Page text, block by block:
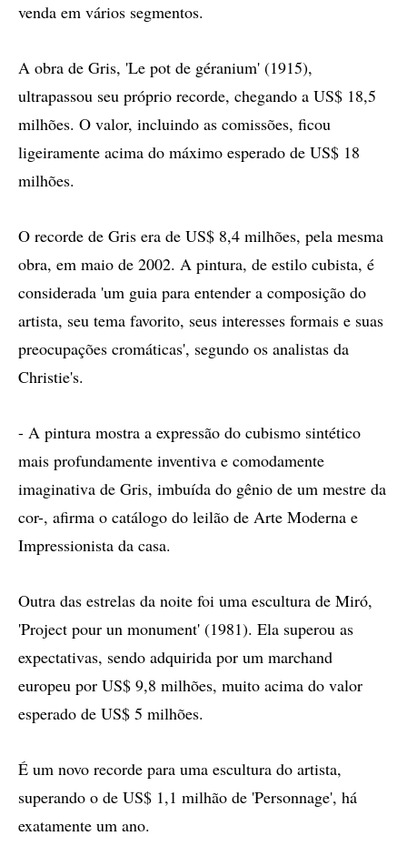
venda em vários segmentos.
A obra de Gris, 'Le pot de géranium' (1915),
ultrapassou seu próprio recorde, chegando a US$ 18,5
milhões. O valor, incluindo as comissões, ficou
ligeiramente acima do máximo esperado de US$ 18
milhões.
O recorde de Gris era de US$ 8,4 milhões, pela mesma
obra, em maio de 2002. A pintura, de estilo cubista, é
considerada 'um guia para entender a composição do
artista, seu tema favorito, seus interesses formais e suas
preocupações cromáticas', segundo os analistas da
Christie's.
- A pintura mostra a expressão do cubismo sintético
mais profundamente inventiva e comodamente
imaginativa de Gris, imbuída do gênio de um mestre da
cor-, afirma o catálogo do leilão de Arte Moderna e
Impressionista da casa.
Outra das estrelas da noite foi uma escultura de Miró,
'Project pour un monument' (1981). Ela superou as
expectativas, sendo adquirida por um marchand
europeu por US$ 9,8 milhões, muito acima do valor
esperado de US$ 5 milhões.
É um novo recorde para uma escultura do artista,
superando o de US$ 1,1 milhão de 'Personnage', há
exatamente um ano.